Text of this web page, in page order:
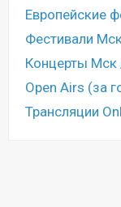
Европейские
Фестивали
Концерты
Open Airs (за
Трансляции